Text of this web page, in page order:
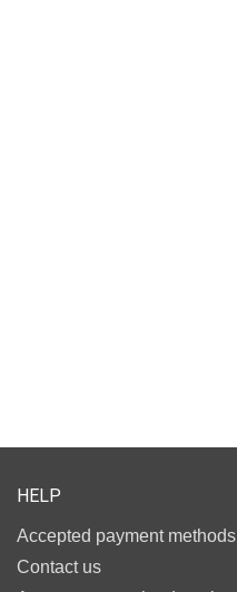
HELP
Accepted payment methods
Contact us